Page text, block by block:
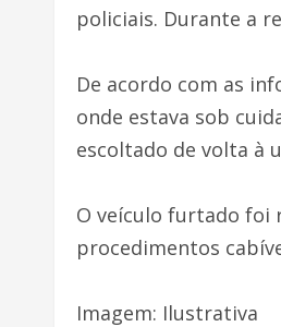
policiais. Durante a
De acordo com as
onde estava sob
escoltado de volta à
O veículo furtado foi
procedimentos
Imagem: Ilustrativa